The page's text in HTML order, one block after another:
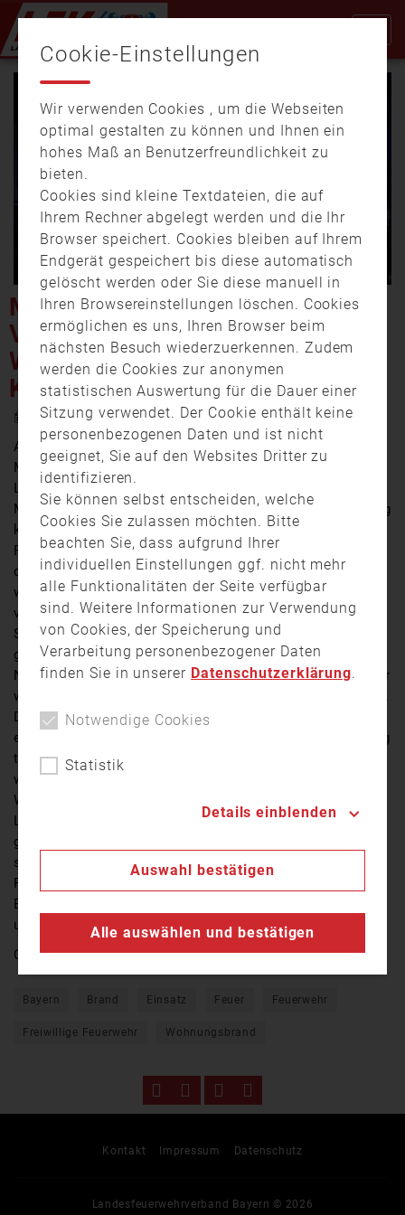
Video
MANN TÖDLICH
VERUNGLÜCKT –
WOHNUNGSBRAND IN
KLINGENBERG
22. März 2024 17:45
Am vergangenen Donnerstagabend um 22 Uhr, kam ein
Mann bei einem Wohnungsbrand in Klingenberg ums
Leben. Nachdem es im Dachgeschoss eines
Mehrfamilienhauses zu einer starken Rauchentwicklung
kam, wurde die Feuerwehr, die Polizei und der
Rettungsdienst alarmiert. Mit Atemschutzmasken
drangen die Feuerwehrkräfte in das Gebäude vor,
während über die Drehleiter bereits ein Löschangriff
vorgenommen wurde. Während den Lösch- und
Suchmaßnahmen, wurde der Mann in den Räumen
gefunden und ins Freie gebracht, dort konnte der
Notarzt jedoch nur noch den Tod feststellen. Das Feuer
wurde schnell unter Kontrolle gebracht und abgelöscht.
Die Nachlöscharbeiten zogen sich dann jedoch noch
eine längere Zeit hin. Dabei musste die Dachabdeckung
teilweise geöffnet werden, damit die Glut gelöscht
werden konnte. Warum es zu dem Brand in der
Weingartenstraße kam, steht noch nicht fest. Die
Ludwigstraße war während des Einsatzes komplett
gesperrt. Der Sachschaden wird sich ungefähr im
sechsstelligen Bereich bewegen. Die Trennfurter
Feuerwehr wurde durch die Feuerwehr aus Röllfeld,
Erlenbach, Elsenfeld, und durch die Werkfeuerwehr
unterstützt.
Quelle:TV Mainfranken
Bayern Brand Einsatz Feuer Feuerwehr
Freiwillige Feuerwehr Wohnungsbrand
Kontakt Impressum Datenschutz
Landesfeuerwehrverband Bayern © 2026
Cookie-Einstellungen
Wir verwenden Cookies , um die Webseiten
optimal gestalten zu können und Ihnen ein
hohes Maß an Benutzerfreundlichkeit zu
bieten.
Cookies sind kleine Textdateien, die auf
Ihrem Rechner abgelegt werden und die Ihr
Browser speichert. Cookies bleiben auf Ihrem
Endgerät gespeichert bis diese automatisch
gelöscht werden oder Sie diese manuell in
Ihren Browsereinstellungen löschen. Cookies
ermöglichen es uns, Ihren Browser beim
nächsten Besuch wiederzuerkennen. Zudem
werden die Cookies zur anonymen
statistischen Auswertung für die Dauer einer
Sitzung verwendet. Der Cookie enthält keine
personenbezogenen Daten und ist nicht
geeignet, Sie auf den Websites Dritter zu
identifizieren.
Sie können selbst entscheiden, welche
Cookies Sie zulassen möchten. Bitte
beachten Sie, dass aufgrund Ihrer
individuellen Einstellungen ggf. nicht mehr
alle Funktionalitäten der Seite verfügbar
sind. Weitere Informationen zur Verwendung
von Cookies, der Speicherung und
Verarbeitung personenbezogener Daten
finden Sie in unserer Datenschutzerklärung.
Notwendige Cookies
Statistik
Details einblenden
Auswahl bestätigen
Alle auswählen und bestätigen